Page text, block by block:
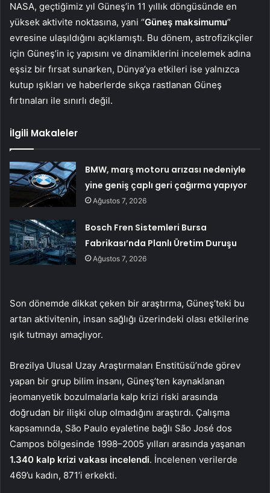
NASA, geçtiğimiz yıl Güneş’in 11 yıllık döngüsünde en
yüksek aktivite noktasına, yani “Güneş maksimumu”
evresine ulaşıldığını açıklamıştı. Bu dönem, astrofizikçiler
için Güneş’in iç yapısını ve dinamiklerini incelemek adına
eşsiz bir fırsat sunarken, Dünya’ya etkileri ise yalnızca
kutup ışıkları ve haberlerde sıkça rastlanan Güneş
fırtınaları ile sınırlı değil.
İlgili Makaleler
BMW, marş motoru arızası nedeniyle
yine geniş çaplı geri çağırma yapıyor
Ağustos 7, 2026
Bosch Fren Sistemleri Bursa
Fabrikası’nda Planlı Üretim Duruşu
Ağustos 7, 2026
Son dönemde dikkat çeken bir araştırma, Güneş’teki bu
artan aktivitenin, insan sağlığı üzerindeki olası etkilerine
ışık tutmayı amaçlıyor.
Brezilya Ulusal Uzay Araştırmaları Enstitüsü’nde görev
yapan bir grup bilim insanı, Güneş’ten kaynaklanan
jeomanyetik bozulmalarla kalp krizi riski arasında
doğrudan bir ilişki olup olmadığını araştırdı. Çalışma
kapsamında, São Paulo eyaletine bağlı São José dos
Campos bölgesinde 1998–2005 yılları arasında yaşanan
1.340 kalp krizi vakası incelendi. İncelenen verilerde
469’u kadın, 871’i erkekti.